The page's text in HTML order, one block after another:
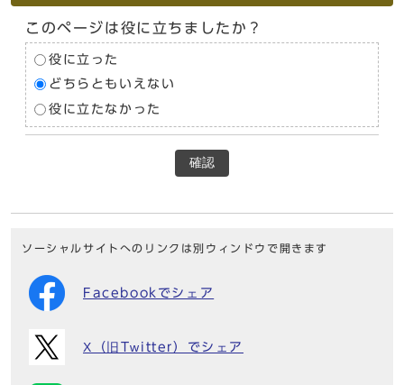
このページは役に立ちましたか？
役に立った
どちらともいえない
役に立たなかった
確認
ソーシャルサイトへのリンクは別ウィンドウで開きます
Facebookでシェア
X（旧Twitter）でシェア